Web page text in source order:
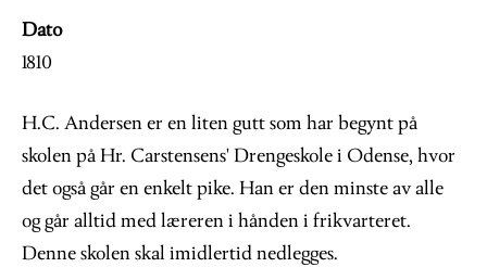
Dato
1810
H.C. Andersen er en liten gutt som har begynt på
skolen på Hr. Carstensens' Drengeskole i Odense, hvor
det også går en enkelt pike. Han er den minste av alle
og går alltid med læreren i hånden i frikvarteret.
Denne skolen skal imidlertid nedlegges.